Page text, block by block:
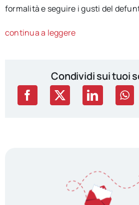
formalità e seguire i gusti del
continua a leggere
Condividi sui tuoi